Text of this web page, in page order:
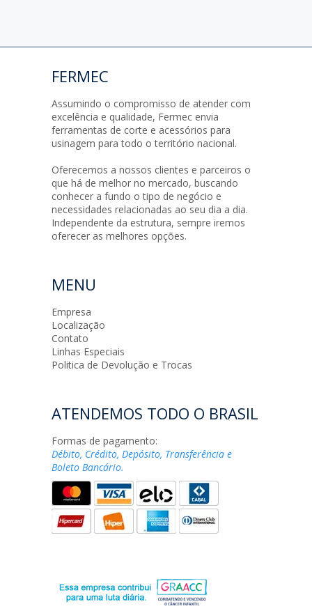
FERMEC
Assumindo o compromisso de atender com
excelência e qualidade, Fermec envia
ferramentas de corte e acessórios para
usinagem para todo o território nacional.
Oferecemos a nossos clientes e parceiros o
que há de melhor no mercado, buscando
conhecer a fundo o tipo de negócio e
necessidades relacionadas ao seu dia a dia.
Independente da estrutura, sempre iremos
oferecer as melhores opções.
MENU
Empresa
Localização
Contato
Linhas Especiais
Politica de Devolução e Trocas
ATENDEMOS TODO O BRASIL
Formas de pagamento:
Débito, Crédito, Depósito, Transferência e
Boleto Bancário.